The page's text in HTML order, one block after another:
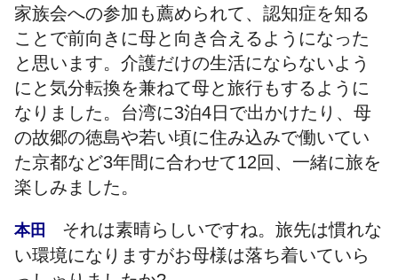
家族会への参加も薦められて、認知症を知る
ことで前向きに母と向き合えるようになった
と思います。介護だけの生活にならないよう
にと気分転換を兼ねて母と旅行もするように
なりました。台湾に3泊4日で出かけたり、母
の故郷の徳島や若い頃に住み込みで働いてい
た京都など3年間に合わせて12回、一緒に旅を
楽しみました。
本田 それは素晴らしいですね。旅先は慣れな
い環境になりますがお母様は落ち着いていら